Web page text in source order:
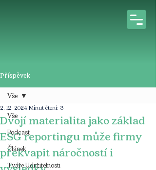
Příspěvek
Vše
Podcast
Článek
Tváře Udržitelnosti
Vše
Dvojí materialita jako základ
ESG reportingu může firmy
překvapit náročností i
2. 12. 2024 Minut čtení: 3